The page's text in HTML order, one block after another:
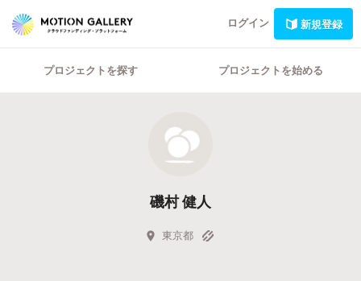
ログイン 新規登録
プロジェクトを探す プロジェクトを始める
磯村 健人
東京都